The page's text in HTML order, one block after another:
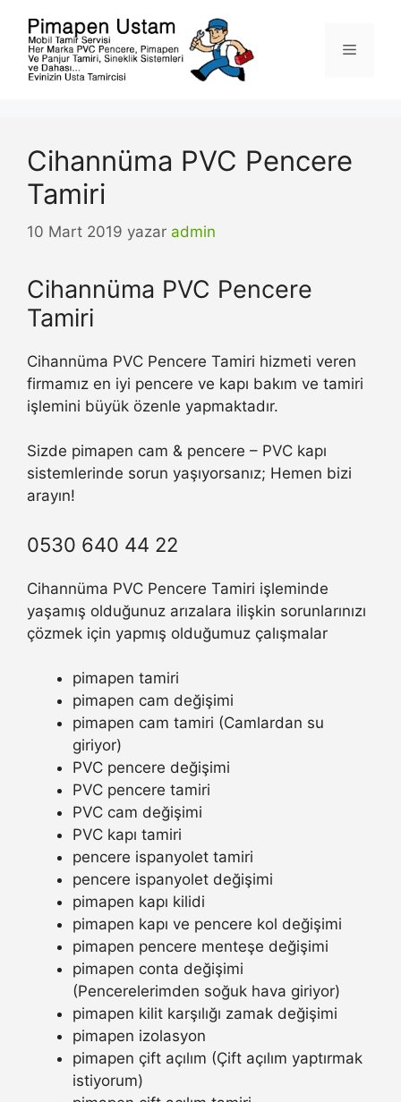
Menü
Cihannüma PVC Pencere
Tamiri
10 Mart 2019 yazar admin
Cihannüma PVC Pencere
Tamiri
Cihannüma PVC Pencere Tamiri hizmeti veren
firmamız en iyi pencere ve kapı bakım ve tamiri
işlemini büyük özenle yapmaktadır.
Sizde pimapen cam & pencere – PVC kapı
sistemlerinde sorun yaşıyorsanız; Hemen bizi
arayın!
0530 640 44 22
Cihannüma PVC Pencere Tamiri işleminde
yaşamış olduğunuz arızalara ilişkin sorunlarınızı
çözmek için yapmış olduğumuz çalışmalar
pimapen tamiri
pimapen cam değişimi
pimapen cam tamiri (Camlardan su
giriyor)
PVC pencere değişimi
PVC pencere tamiri
PVC cam değişimi
PVC kapı tamiri
pencere ispanyolet tamiri
pencere ispanyolet değişimi
pimapen kapı kilidi
pimapen kapı ve pencere kol değişimi
pimapen pencere menteşe değişimi
pimapen conta değişimi
(Pencerelerimden soğuk hava giriyor)
pimapen kilit karşılığı zamak değişimi
pimapen izolasyon
pimapen çift açılım (Çift açılım yaptırmak
istiyorum)